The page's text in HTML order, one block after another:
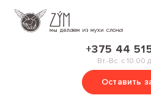
+375 44
Вт.-Вс. с 10.00
Оставить